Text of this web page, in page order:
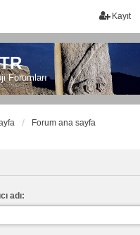
Kayıt
Forumları
Forum ana sayfa
adı: